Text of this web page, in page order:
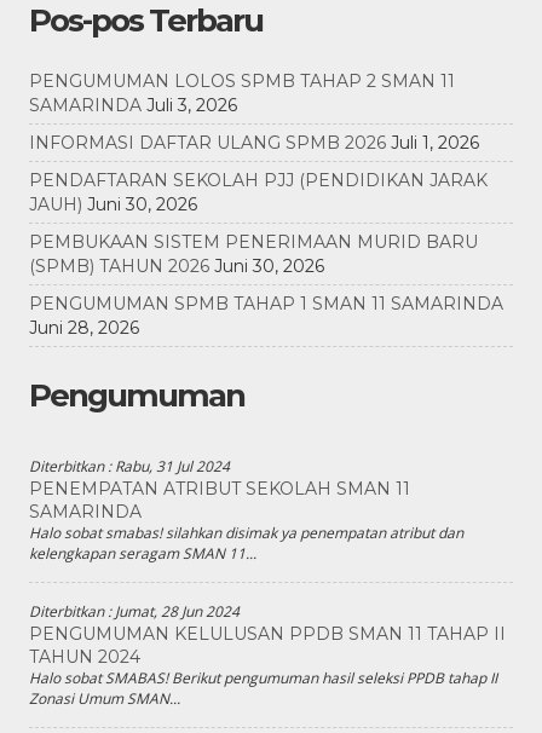
Pos-pos Terbaru
PENGUMUMAN LOLOS SPMB TAHAP 2 SMAN 11
SAMARINDA Juli 3, 2026
INFORMASI DAFTAR ULANG SPMB 2026 Juli 1, 2026
PENDAFTARAN SEKOLAH PJJ (PENDIDIKAN JARAK
JAUH) Juni 30, 2026
PEMBUKAAN SISTEM PENERIMAAN MURID BARU
(SPMB) TAHUN 2026 Juni 30, 2026
PENGUMUMAN SPMB TAHAP 1 SMAN 11 SAMARINDA
Juni 28, 2026
Pengumuman
Diterbitkan :Rabu, 31 Jul 2024
PENEMPATAN ATRIBUT SEKOLAH SMAN 11
SAMARINDA
Halo sobat smabas! silahkan disimak ya penempatan atribut dan
kelengkapan seragam SMAN 11...
Diterbitkan :Jumat, 28 Jun 2024
PENGUMUMAN KELULUSAN PPDB SMAN 11 TAHAP II
TAHUN 2024
Halo sobat SMABAS! Berikut pengumuman hasil seleksi PPDB tahap II
Zonasi Umum SMAN...